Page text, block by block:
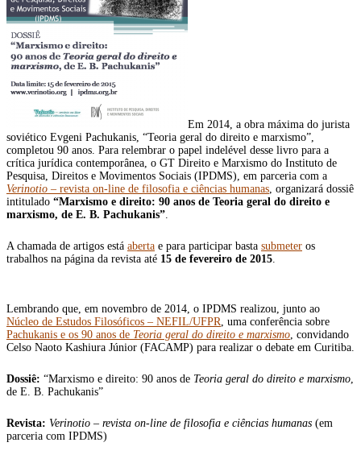
Em 2014, a obra máxima do jurista
soviético Evgeni Pachukanis, “Teoria geral do direito e marxismo”,
completou 90 anos. Para relembrar o papel indelével desse livro para a
crítica jurídica contemporânea, o GT Direito e Marxismo do Instituto de
Pesquisa, Direitos e Movimentos Sociais (IPDMS), em parceria com a
Verinotio – revista on-line de filosofia e ciências humanas , organizará dossiê
intitulado “Marxismo e direito: 90 anos de Teoria geral do direito e
marxismo, de E. B. Pachukanis”
A chamada de artigos está aberta e para participar basta submeter os
trabalhos na página da revista até 15 de fevereiro de 2015
Lembrando que, em novembro de 2014, o IPDMS realizou, junto ao
Núcleo de Estudos Filosóficos – NEFIL/UFPR , uma conferência sobre
Pachukanis e os 90 anos de Teoria geral do direito e marxismo , convidando
Celso Naoto Kashiura Júnior (FACAMP) para realizar o debate em Curitiba.
Dossiê: “Marxismo e direito: 90 anos de Teoria geral do direito e marxismo
de E. B. Pachukanis”
Revista: Verinotio – revista on-line de filosofia e ciências humanas (em
parceria com IPDMS)